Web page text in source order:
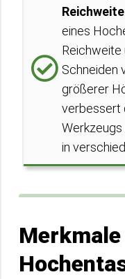
Reichweite
eines
Reichweite
Schneiden
größerer
verbessert
in